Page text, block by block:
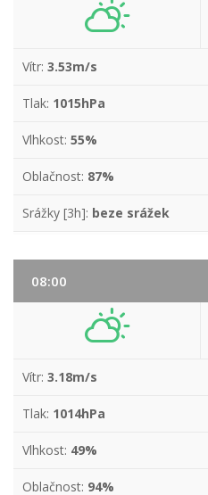
Vítr: 3.53m/s
Tlak: 1015hPa
Vlhkost: 55%
Oblačnost: 87%
Srážky [3h]: beze srážek
08:00
Vítr: 3.18m/s
Tlak: 1014hPa
Vlhkost: 49%
Oblačnost: 94%